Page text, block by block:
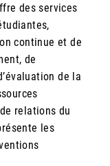
des services
continue et de
de
de la
relations du
les